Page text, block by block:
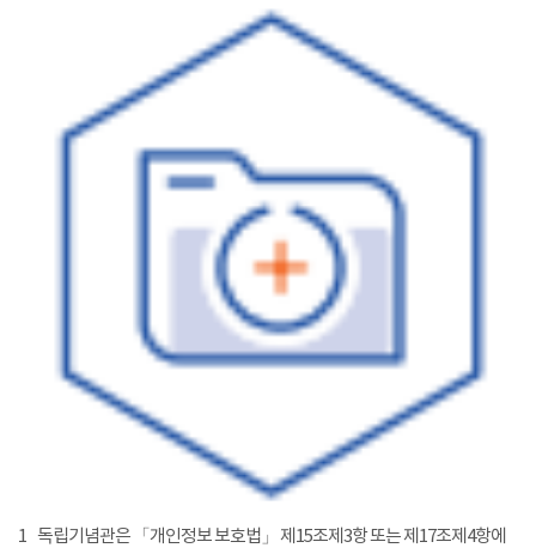
1 독립기념관은 「개인정보 보호법」 제15조제3항 또는 제17조제4항에